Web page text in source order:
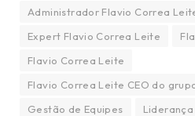
Administrador Flavio Correa
Expert Flavio Correa Leite
Flavio Correa Leite
Flavio Correa Leite CEO do grupo
Gestão de Equipes